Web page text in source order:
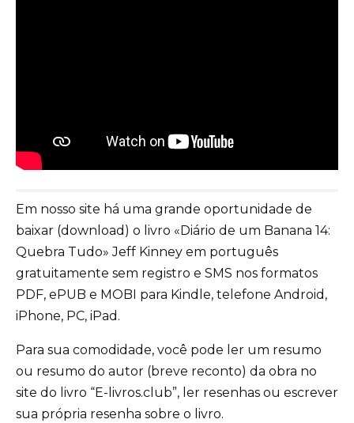
Em nosso site há uma grande oportunidade de
baixar (download) o livro «Diário de um Banana 14:
Quebra Tudo» Jeff Kinney em português
gratuitamente sem registro e SMS nos formatos
PDF, ePUB e MOBI para Kindle, telefone Android,
iPhone, PC, iPad.
Para sua comodidade, você pode ler um resumo
ou resumo do autor (breve reconto) da obra no
site do livro “E-livros.club”, ler resenhas ou escrever
sua própria resenha sobre o livro.